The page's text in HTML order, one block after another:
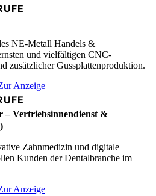
NE-Metall Handels &
und vielfältigen CNC-
zusätzlicher Gussplattenproduktion.
Anzeige
– Vertriebsinnendienst &
Zahnmedizin und digitale
Kunden der Dentalbranche im
Anzeige